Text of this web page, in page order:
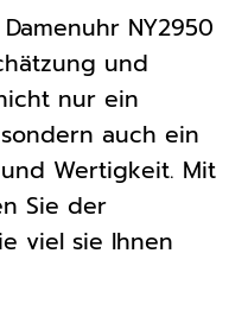
NY2950
und
nur ein
auch ein
Wertigkeit. Mit
Sie der
viel sie Ihnen